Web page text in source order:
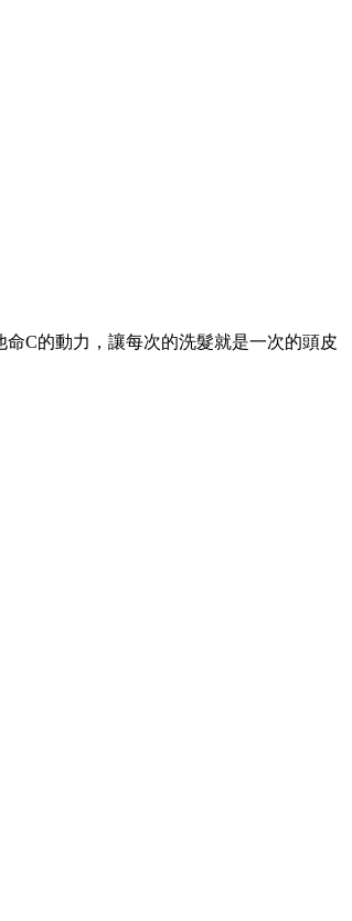
C的動力，讓每次的洗髮就是一次的頭皮